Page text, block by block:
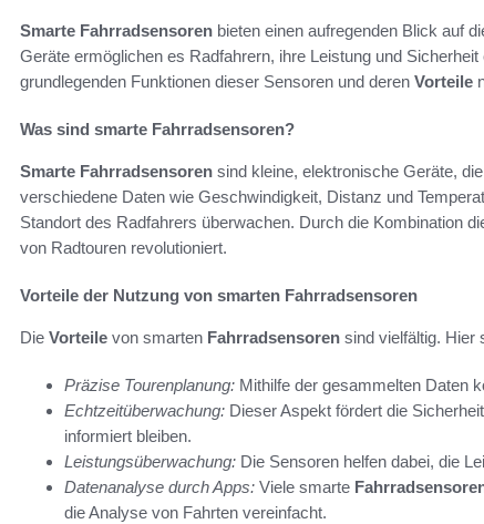
Smarte Fahrradsensoren bieten einen aufregenden Blick auf
Geräte ermöglichen es Radfahrern, ihre Leistung und
grundlegenden Funktionen dieser Sensoren und deren Vorteile
Was sind smarte Fahrradsensoren?
Smarte Fahrradsensoren sind kleine, elektronische Geräte,
verschiedene Daten wie Geschwindigkeit, Distanz und
Standort des Radfahrers überwachen. Durch die Kombination
von Radtouren revolutioniert.
Vorteile der Nutzung von smarten Fahrradsensoren
Die Vorteile von smarten Fahrradsensoren sind vielfältig. Hier
Präzise Tourenplanung: Mithilfe der gesammelten Daten
Echtzeitüberwachung: Dieser Aspekt fördert die
informiert bleiben.
Leistungsüberwachung: Die Sensoren helfen dabei, die
Datenanalyse durch Apps: Viele smarte
die Analyse von Fahrten vereinfacht.